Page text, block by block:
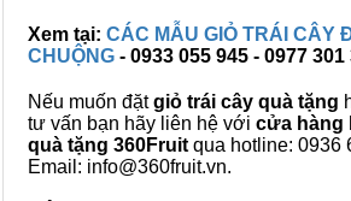
Xem tại: CÁC MẪU GIỎ TRÁI CÂY
CHUỘNG - 0933 055 945 - 0977 301
Nếu muốn đặtgiỏ trái cây quà tặng
tư vấn bạn hãy liên hệ với cửa hàng
quà tặng 360Fruit qua hotline: 0936
Email: info@360fruit.vn.